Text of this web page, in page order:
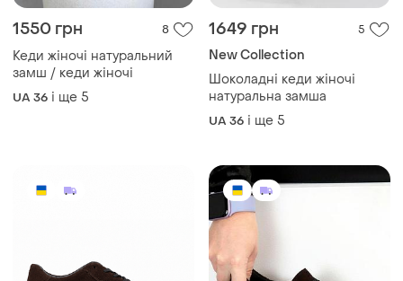
1550 грн 8
Кеди жіночі натуральний
замш / кеди жіночі
UA 36 і ще 5
1649 грн 5
New Collection
Шоколадні кеди жіночі
натуральна замша
UA 36 і ще 5